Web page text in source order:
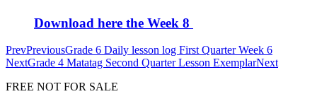
Download here the Week 8
PrevPreviousGrade 6 Daily lesson log First Quarter Week 6
NextGrade 4 Matatag Second Quarter Lesson ExemplarNext
FREE NOT FOR SALE